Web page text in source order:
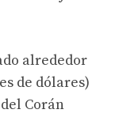
alrededor
de dólares)
Corán